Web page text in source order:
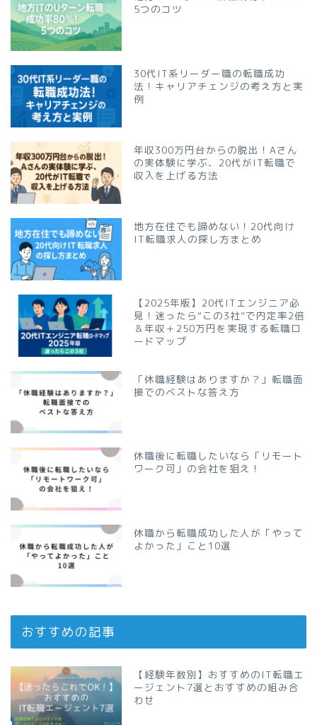
5つのコツ
30代IT系リーダー職の転職成功
法！キャリアチェンジの考え方と実
例
年収300万円台からの脱出！Aさん
の実体験に学ぶ、20代がIT転職で
収入を上げる方法
地方在住でも諦めない！20代向け
IT転職求人の探し方まとめ
【2025年版】20代ITエンジニア必
見！迷ったら“この3社”で内定率2倍
＆年収＋250万円を実現する転職ロ
ードマップ
「休職経験はありますか？」転職面
接でのベストな答え方
休職後に転職したいなら「リモート
ワーク可」の会社を狙え！
休職から転職成功した人が「やって
よかった」こと10選
おすすめの記事
【経験年数別】おすすめのIT転職エ
ージェント7選とおすすめの組み合
わせ